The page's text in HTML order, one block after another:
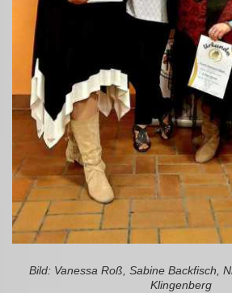
Bild: Vanessa Roß, Sabine Backfisch,
Klingenberg